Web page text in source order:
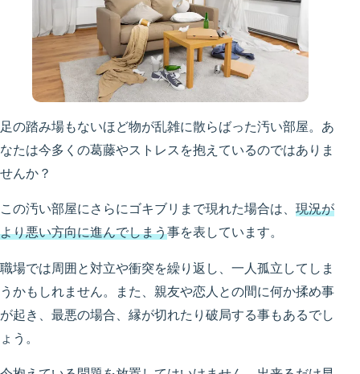
足の踏み場もないほど物が乱雑に散らばった汚い部屋。あ
なたは今多くの葛藤やストレスを抱えているのではありま
せんか？
この汚い部屋にさらにゴキブリまで現れた場合は、 現況が
より悪い方向に進んでしまう事を表しています。
職場では周囲と対立や衝突を繰り返し、一人孤立してしま
うかもしれません。また、親友や恋人との間に何か揉め事
が起き、最悪の場合、縁が切れたり破局する事もあるでし
ょう。